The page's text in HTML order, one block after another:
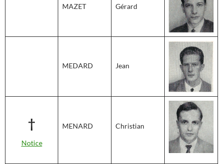
MAZET Gérard
MEDARD Jean
†
Notice
MENARD Christian